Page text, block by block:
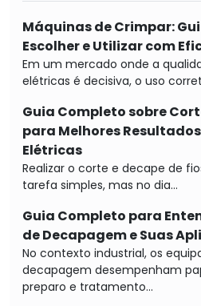
Máquinas de Crimpar:
Escolher e Utilizar com
Em um mercado onde a
elétricas é decisiva, o uso
Guia Completo sobre
para Melhores
Elétricas
Realizar o corte e decape de
tarefa simples, mas no dia...
Guia Completo para
de Decapagem e Suas
No contexto industrial, os
decapagem desempenham
preparo e tratamento...